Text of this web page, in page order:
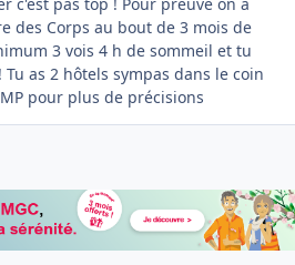
des Corps au bout de 3 mois de
3 vois 4 h de sommeil et tu
as 2 hôtels sympas dans le coin
pour plus de précisions